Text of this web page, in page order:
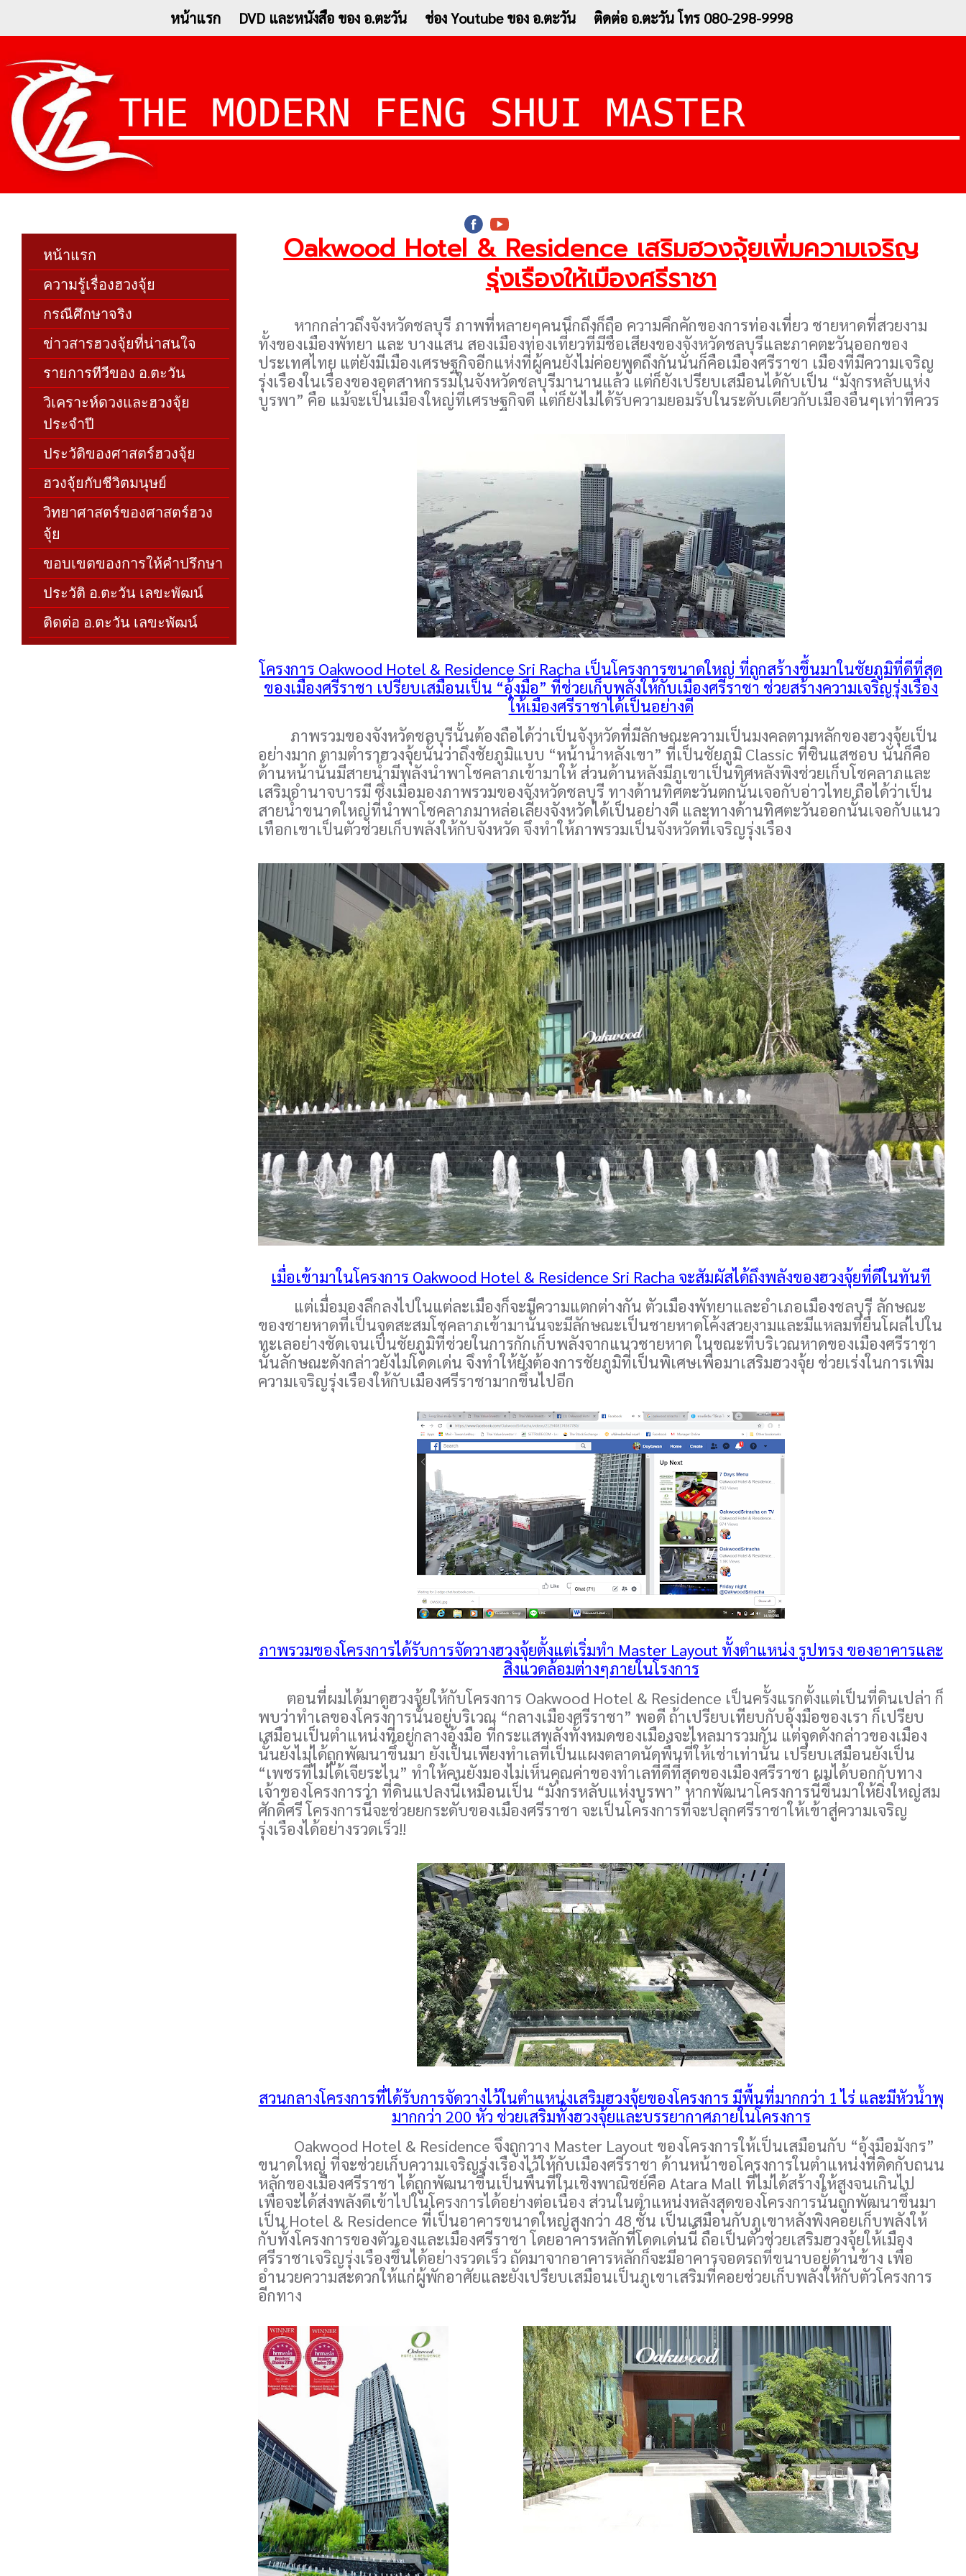
หน้าแรก DVD และหนังสือ ของ อ.ตะวัน ช่อง Youtube ของ อ.ตะวัน ติดต่อ อ.ตะวัน โทร 080-298-9998
หน้าแรก
ความรู้เรื่องฮวงจุ้ย
กรณีศึกษาจริง
ข่าวสารฮวงจุ้ยที่น่าสนใจ
รายการทีวีของ อ.ตะวัน
วิเคราะห์ดวงและฮวงจุ้ย
ประจำปี
ประวัติของศาสตร์ฮวงจุ้ย
ฮวงจุ้ยกับชีวิตมนุษย์
วิทยาศาสตร์ของศาสตร์ฮวง
จุ้ย
ขอบเขตของการให้คำปรึกษา
ประวัติ อ.ตะวัน เลขะพัฒน์
ติดต่อ อ.ตะวัน เลขะพัฒน์
Oakwood Hotel & Residence เสริมฮวงจุ้ยเพิ่มความเจริญ
รุ่งเรืองให้เมืองศรีราชา
หากกล่าวถึงจังหวัดชลบุรี ภาพที่หลายๆคนนึกถึงก็ถือ ความคึกคักของการท่องเที่ยว ชายหาดที่สวยงาม
ทั้งของเมืองพัทยา และ บางแสน สองเมืองท่องเที่ยวที่มีชื่อเสียงของจังหวัดชลบุรีและภาคตะวันออกของ
ประเทศไทย แต่ยังมีเมืองเศรษฐกิจอีกแห่งที่ผู้คนยังไม่ค่อยพูดถึงกันนั่นก็คือเมืองศรีราชา เมืองที่มีความเจริญ
รุ่งเรืองในเรื่องของอุตสาหกรรมในจังหวัดชลบุรีมานานแล้ว แต่ก็ยังเปรียบเสมือนได้กับเป็น “มังกรหลับแห่ง
บูรพา” คือ แม้จะเป็นเมืองใหญ่ที่เศรษฐกิจดี แต่ก็ยังไม่ได้รับความยอมรับในระดับเดียวกับเมืองอื่นๆเท่าที่ควร
โครงการ Oakwood Hotel & Residence Sri Racha เป็นโครงการขนาดใหญ่ ที่ถูกสร้างขึ้นมาในชัยภูมิที่ดีที่สุด
ของเมืองศรีราชา เปรียบเสมือนเป็น “อุ้งมือ” ที่ช่วยเก็บพลังให้กับเมืองศรีราชา ช่วยสร้างความเจริญรุ่งเรือง
ให้เมืองศรีราชาได้เป็นอย่างดี
ภาพรวมของจังหวัดชลบุรีนั้นต้องถือได้ว่าเป็นจังหวัดที่มีลักษณะความเป็นมงคลตามหลักของฮวงจุ้ยเป็น
อย่างมาก ตามตำราฮวงจุ้ยนั้นว่าถึงชัยภูมิแบบ “หน้าน้ำหลังเขา” ที่เป็นชัยภูมิ Classic ที่ซินแสชอบ นั่นก็คือ
ด้านหน้านั้นมีสายน้ำมีพลังนำพาโชคลาภเข้ามาให้ ส่วนด้านหลังมีภูเขาเป็นทิศหลังพิงช่วยเก็บโชคลาภและ
เสริมอำนาจบารมี ซึ่งเมื่อมองภาพรวมของจังหวัดชลบุรี ทางด้านทิศตะวันตกนั้นเจอกับอ่าวไทย ถือได้ว่าเป็น
สายน้ำขนาดใหญ่ที่นำพาโชคลาภมาหล่อเลี้ยงจังหวัดได้เป็นอย่างดี และทางด้านทิศตะวันออกนั้นเจอกับแนว
เทือกเขาเป็นตัวช่วยเก็บพลังให้กับจังหวัด จึงทำให้ภาพรวมเป็นจังหวัดที่เจริญรุ่งเรือง
เมื่อเข้ามาในโครงการ Oakwood Hotel & Residence Sri Racha จะสัมผัสได้ถึงพลังของฮวงจุ้ยที่ดีในทันที
แต่เมื่อมองลึกลงไปในแต่ละเมืองก็จะมีความแตกต่างกัน ตัวเมืองพัทยาและอำเภอเมืองชลบุรี ลักษณะ
ของชายหาดที่เป็นจุดสะสมโชคลาภเข้ามานั้นจะมีลักษณะเป็นชายหาดโค้งสวยงามและมีแหลมที่ยื่นโผล่ไปใน
ทะเลอย่างชัดเจนเป็นชัยภูมิที่ช่วยในการกักเก็บพลังจากแนวชายหาด ในขณะที่บริเวณหาดของเมืองศรีราชา
นั้นลักษณะดังกล่าวยังไม่โดดเด่น จึงทำให้ยังต้องการชัยภูมิที่เป็นพิเศษเพื่อมาเสริมฮวงจุ้ย ช่วยเร่งในการเพิ่ม
ความเจริญรุ่งเรืองให้กับเมืองศรีราชามากขึ้นไปอีก
ภาพรวมของโครงการได้รับการจัดวางฮวงจุ้ยตั้งแต่เริ่มทำ Master Layout ทั้งตำแหน่ง รูปทรง ของอาคารและ
สิ่งแวดล้อมต่างๆภายในโรงการ
ตอนที่ผมได้มาดูฮวงจุ้ยให้กับโครงการ Oakwood Hotel & Residence เป็นครั้งแรกตั้งแต่เป็นที่ดินเปล่า ก็
พบว่าทำเลของโครงการนั้นอยู่บริเวณ “กลางเมืองศรีราชา” พอดี ถ้าเปรียบเทียบกับอุ้งมือของเรา ก็เปรียบ
เสมือนเป็นตำแหน่งที่อยู่กลางอุ้งมือ ที่กระแสพลังทั้งหมดของเมืองจะไหลมารวมกัน แต่จุดดังกล่าวของเมือง
นั้นยังไม่ได้ถูกพัฒนาขึ้นมา ยังเป็นเพียงทำเลที่เป็นแผงตลาดนัดพื้นที่ให้เช่าเท่านั้น เปรียบเสมือนยังเป็น
“เพชรที่ไม่ได้เจียระไน” ทำให้คนยังมองไม่เห็นคุณค่าของทำเลที่ดีที่สุดของเมืองศรีราชา ผมได้บอกกับทาง
เจ้าของโครงการว่า ที่ดินแปลงนี้เหมือนเป็น “มังกรหลับแห่งบูรพา” หากพัฒนาโครงการนี้ขึ้นมาให้ยิ่งใหญ่สม
ศักดิ์ศรี โครงการนี้จะช่วยยกระดับของเมืองศรีราชา จะเป็นโครงการที่จะปลุกศรีราชาให้เข้าสู่ความเจริญ
รุ่งเรืองได้อย่างรวดเร็ว!!
สวนกลางโครงการที่ได้รับการจัดวางไว้ในตำแหน่งเสริมฮวงจุ้ยของโครงการ มีพื้นที่มากกว่า 1 ไร่ และมีหัวน้ำพุ
มากกว่า 200 หัว ช่วยเสริมทั้งฮวงจุ้ยและบรรยากาศภายในโครงการ
Oakwood Hotel & Residence จึงถูกวาง Master Layout ของโครงการให้เป็นเสมือนกับ “อุ้งมือมังกร”
ขนาดใหญ่ ที่จะช่วยเก็บความเจริญรุ่งเรืองไว้ให้กับเมืองศรีราชา ด้านหน้าขอโครงการในตำแหน่งที่ติดกับถนน
หลักของเมืองศรีราชา ได้ถูกพัฒนาขึ้นเป็นพื้นที่ในเชิงพาณิชย์คือ Atara Mall ที่ไม่ได้สร้างให้สูงจนเกินไป
เพื่อจะได้ส่งพลังดีเข้าไปในโครงการได้อย่างต่อเนื่อง ส่วนในตำแหน่งหลังสุดของโครงการนั้นถูกพัฒนาขึ้นมา
เป็น Hotel & Residence ที่เป็นอาคารขนาดใหญ่สูงกว่า 48 ชั้น เป็นเสมือนกับภูเขาหลังพิงคอยเก็บพลังให้
กับทั้งโครงการของตัวเองและเมืองศรีราชา โดยอาคารหลักที่โดดเด่นนี้ ถือเป็นตัวช่วยเสริมฮวงจุ้ยให้เมือง
ศรีราชาเจริญรุ่งเรืองขึ้นได้อย่างรวดเร็ว ถัดมาจากอาคารหลักก็จะมีอาคารจอดรถที่ขนาบอยู่ด้านข้าง เพื่อ
อำนวยความสะดวกให้แก่ผู้พักอาศัยและยังเปรียบเสมือนเป็นภูเขาเสริมที่คอยช่วยเก็บพลังให้กับตัวโครงการ
อีกทาง